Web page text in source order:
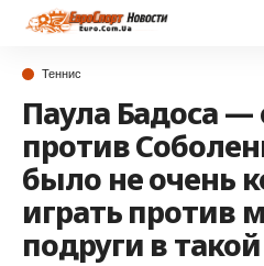
Теннис
Паула Бадоса —
против
было не очень
играть против
подруги в